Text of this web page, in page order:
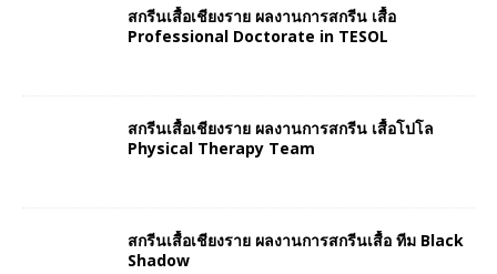
สกรีนเสื้อเชียงราย ผลงานการสกรีน เสื้อ
Professional Doctorate in TESOL
สกรีนเสื้อเชียงราย ผลงานการสกรีน เสื้อโปโล
Physical Therapy Team
สกรีนเสื้อเชียงราย ผลงานการสกรีนเสื้อ ทีม Black
Shadow